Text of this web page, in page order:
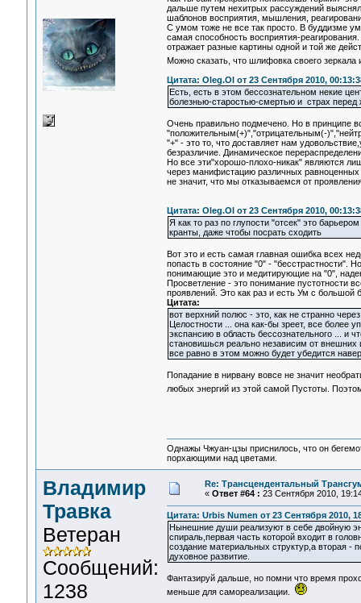
дальше путем нехитрых рассуждений
шаблонов восприятия, мышления,
С умом тоже не все так просто. В буддизме
самая способность восприятия-
отражает разные картины одной и той же
Можно сказать, что шлифовка своего зеркала
Цитата: Oleg.Ol от 23 Сентября 2010,
Есть, есть в этом бессознательном некие
болезнью-старостью-смертью и страх
Очень правильно подмечено. Но в принципе
"положительным(+)","отрицательным(-
"+" - это то, что доставляет нам
безразличие. Динамическое
Но все эти"хорошо-плохо-никак" являются
через манифистацию различных
не значит, что мы отказываемся от
Цитата: Oleg.Ol от 23 Сентября 2010,
Я как то раз по глупости "отсек" это
кранты, даже чтобы посрать сходить
Вот это и есть самая главная ошибка всех
попасть в состояние "0" - "бесстрастности".
понимающие это и медитирующие на "0",
Просветление - это понимание пустотности
проявлений. Это как раз и есть Ум с
Цитата:
вот верхний полюс - это, как не странно
Целостности ... она как-бы зреет, все более
экспансию в область бессознательного ... и
становишься реально независим от внешних
все равно в этом можно будет убедится
Попадание в нирвану вовсе не значит
любых энергий из этой самой Пустоты.
Однажы Чжуан-цзы приснилось, что он
порхающими над цветами.
Владимир
Травка
Ветеран
Сообщений:
1238
Re: Трансцендентальный
« Ответ #64 : 23 Сентября 2010,
Цитата: Urbis Numen от 23 Сентября 2010,
Нынешние души реализуют в себе двойную
спираль,первая часть которой входит в
создание материальных структур,а вторая -
духовное развитие.
Фантазируй дальше, но помни что время
меньше для самореализации.